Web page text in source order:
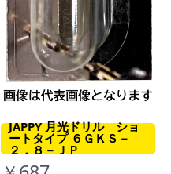
JAPPY 月光ドリル ショ
ートタイプ ６ＧＫＳ－
２．８－ＪＰ